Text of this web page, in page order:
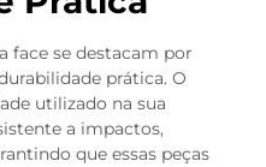
face se destacam por
prática. O
utilizado na sua
a impactos,
que essas peças